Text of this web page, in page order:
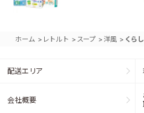
ホーム > レトルト > スープ > 洋風 > くら
配送エリア
会社概要